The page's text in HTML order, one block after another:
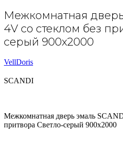
Межкомнатная
4V со стеклом без
серый 900х2000
VellDoris
SCANDI
Межкомнатная дверь эмаль
притвора Светло-серый 900х2000